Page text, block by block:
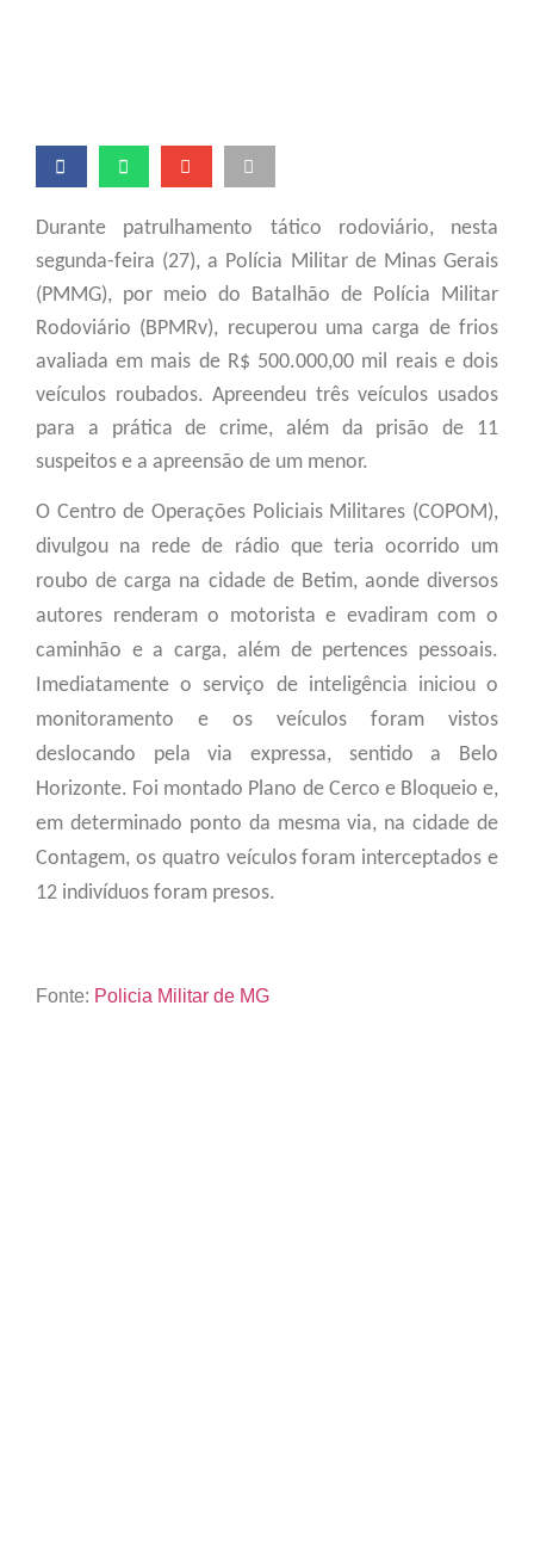
Durante patrulhamento tático rodoviário, nesta
segunda-feira (27), a Polícia Militar de Minas Gerais
(PMMG), por meio do Batalhão de Polícia Militar
Rodoviário (BPMRv), recuperou uma carga de frios
avaliada em mais de R$ 500.000,00 mil reais e dois
veículos roubados. Apreendeu três veículos usados
para a prática de crime, além da prisão de 11
suspeitos e a apreensão de um menor.
O Centro de Operações Policiais Militares (COPOM),
divulgou na rede de rádio que teria ocorrido um
roubo de carga na cidade de Betim, aonde diversos
autores renderam o motorista e evadiram com o
caminhão e a carga, além de pertences pessoais.
Imediatamente o serviço de inteligência iniciou o
monitoramento e os veículos foram vistos
deslocando pela via expressa, sentido a Belo
Horizonte. Foi montado Plano de Cerco e Bloqueio e,
em determinado ponto da mesma via, na cidade de
Contagem, os quatro veículos foram interceptados e
12 indivíduos foram presos.
Fonte: Policia Militar de MG